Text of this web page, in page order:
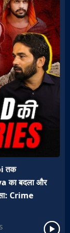
तक
का बदला और
Crime